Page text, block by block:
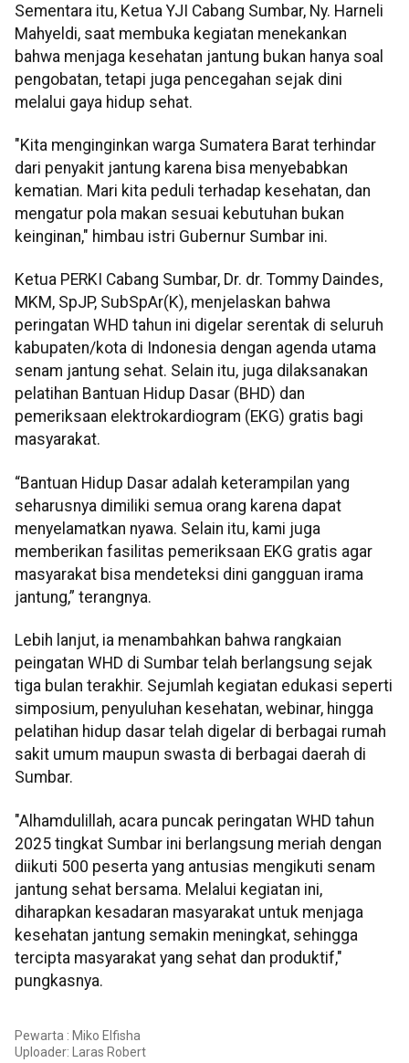
Sementara itu, Ketua YJI Cabang Sumbar, Ny. Harneli
Mahyeldi, saat membuka kegiatan menekankan
bahwa menjaga kesehatan jantung bukan hanya soal
pengobatan, tetapi juga pencegahan sejak dini
melalui gaya hidup sehat.
"Kita menginginkan warga Sumatera Barat terhindar
dari penyakit jantung karena bisa menyebabkan
kematian. Mari kita peduli terhadap kesehatan, dan
mengatur pola makan sesuai kebutuhan bukan
keinginan," himbau istri Gubernur Sumbar ini.
Ketua PERKI Cabang Sumbar, Dr. dr. Tommy Daindes,
MKM, SpJP, SubSpAr(K), menjelaskan bahwa
peringatan WHD tahun ini digelar serentak di seluruh
kabupaten/kota di Indonesia dengan agenda utama
senam jantung sehat. Selain itu, juga dilaksanakan
pelatihan Bantuan Hidup Dasar (BHD) dan
pemeriksaan elektrokardiogram (EKG) gratis bagi
masyarakat.
“Bantuan Hidup Dasar adalah keterampilan yang
seharusnya dimiliki semua orang karena dapat
menyelamatkan nyawa. Selain itu, kami juga
memberikan fasilitas pemeriksaan EKG gratis agar
masyarakat bisa mendeteksi dini gangguan irama
jantung,” terangnya.
Lebih lanjut, ia menambahkan bahwa rangkaian
peingatan WHD di Sumbar telah berlangsung sejak
tiga bulan terakhir. Sejumlah kegiatan edukasi seperti
simposium, penyuluhan kesehatan, webinar, hingga
pelatihan hidup dasar telah digelar di berbagai rumah
sakit umum maupun swasta di berbagai daerah di
Sumbar.
"Alhamdulillah, acara puncak peringatan WHD tahun
2025 tingkat Sumbar ini berlangsung meriah dengan
diikuti 500 peserta yang antusias mengikuti senam
jantung sehat bersama. Melalui kegiatan ini,
diharapkan kesadaran masyarakat untuk menjaga
kesehatan jantung semakin meningkat, sehingga
tercipta masyarakat yang sehat dan produktif,"
pungkasnya.
Pewarta : Miko Elfisha
Uploader:
Laras Robert